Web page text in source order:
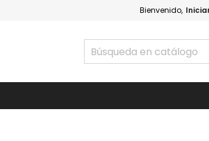
Bienvenido,